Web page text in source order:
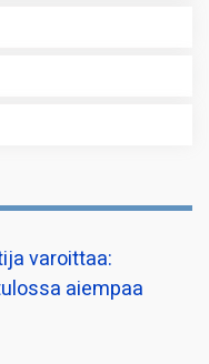
varoittaa:
aiempaa